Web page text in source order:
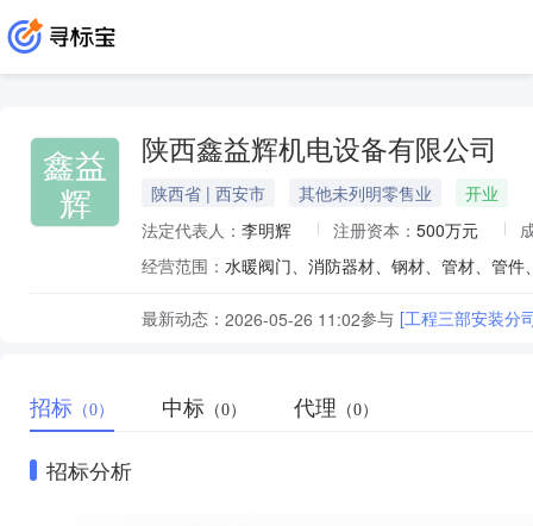
鑫益
辉
陕西鑫益辉机电设备有限公司
陕西省 | 西安市 其他未列明零售业
开业
法定代表人： 李明辉 注册资本： 500万元
经营范围：
最新动态： 2026-05-26 11:02参与 [工程三部安装分
招标 （0） 中标 （0） 代理 （0）
招标分析